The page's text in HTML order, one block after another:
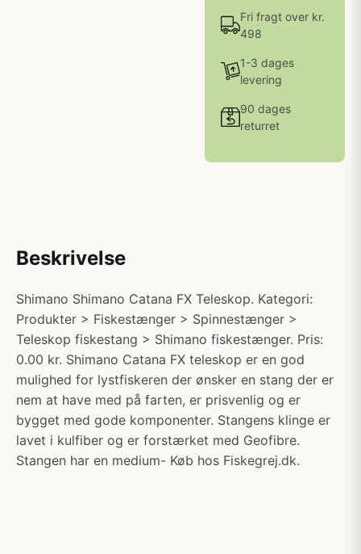
Fri fragt over kr.
498
1-3 dages
levering
90 dages
returret
Beskrivelse
Shimano Shimano Catana FX Teleskop. Kategori:
Produkter > Fiskestænger > Spinnestænger >
Teleskop fiskestang > Shimano fiskestænger. Pris:
0.00 kr. Shimano Catana FX teleskop er en god
mulighed for lystfiskeren der ønsker en stang der er
nem at have med på farten, er prisvenlig og er
bygget med gode komponenter. Stangens klinge er
lavet i kulfiber og er forstærket med Geofibre.
Stangen har en medium- Køb hos Fiskegrej.dk.